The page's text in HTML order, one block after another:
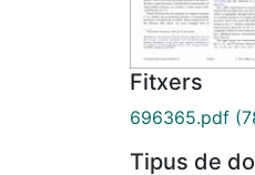
Fitxers
696365.pdf
Tipus de